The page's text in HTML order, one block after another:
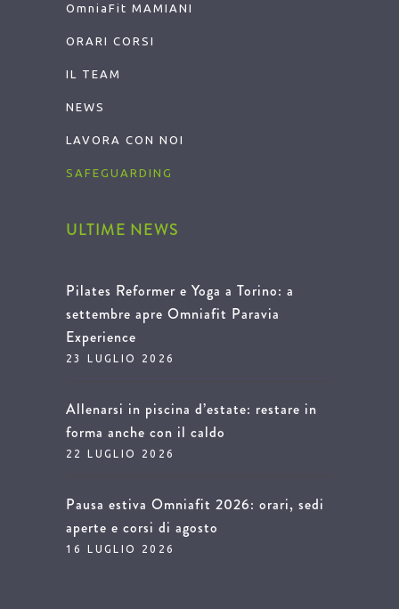
OmniaFit MAMIANI
ORARI CORSI
IL TEAM
NEWS
LAVORA CON NOI
SAFEGUARDING
ULTIME NEWS
Pilates Reformer e Yoga a Torino: a
settembre apre Omniafit Paravia
Experience
23 LUGLIO 2026
Allenarsi in piscina d’estate: restare in
forma anche con il caldo
22 LUGLIO 2026
Pausa estiva Omniafit 2026: orari, sedi
aperte e corsi di agosto
16 LUGLIO 2026